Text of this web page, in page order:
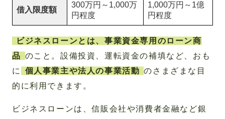
借入限度額
300万円～1,000万
円程度
1,000万円～1億
円程度
ビジネスローンとは、事業資金専用のローン商
品 のこと。設備投資、運転資金の補填など、おも
に
個人事業主や法人の事業活動 のさまざまな目
的に利用できます。
ビジネスローンは、信販会社や消費者金融など銀